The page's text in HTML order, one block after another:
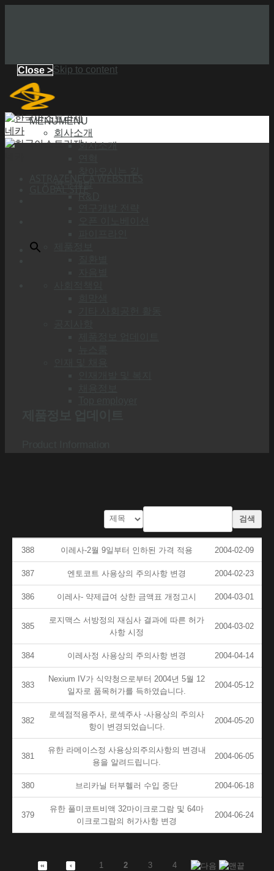
Close >Skip to content
MENUMENU
회사소개
회사소개
검색
388 이레사-2월 9일부터 인하된 가격 적용 2004-02-09
387 엔토코트 사용상의 주의사항 변경 2004-02-23
386 이레사- 약제급여 상한 금액표 개정고시 2004-03-01
385
로지맥스 서방정의 재심사 결과에 따른 허가
사항 시정
2004-03-02
384 이레사정 사용상의 주의사항 변경 2004-04-14
383
Nexium IV가 식약청으로부터 2004년 5월 12
일자로 품목허가를 득하였습니다.
2004-05-12
382
로섹점적용주사, 로섹주사 -사용상의 주의사
항이 변경되었습니다.
2004-05-20
381
유한 라메이스정 사용상의주의사항의 변경내
용을 알려드립니다.
2004-06-05
380 브리카닐 터부헬러 수입 중단 2004-06-18
379
유한 풀미코트비액 32마이크로그람 및 64마
이크로그람의 허가사항 변경
2004-06-24
1 2 3 4